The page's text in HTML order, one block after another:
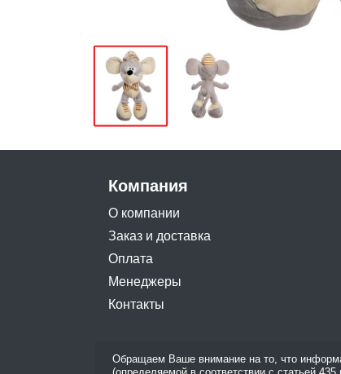
Компания
О компании
Заказ и доставка
Оплата
Менеджеры
Контакты
Обращаем Ваше внимание на то, что